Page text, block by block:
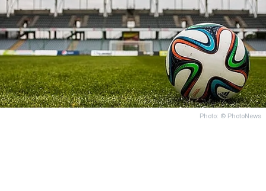
Photo: © PhotoNews